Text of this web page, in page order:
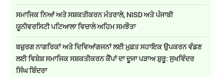
ਸਮਾਜਿਕ ਨਿਆਂ ਅਤੇ ਸਸ਼ਕਤੀਕਰਨ ਮੰਤਰਾਲੇ, NISD ਅਤੇ ਪੰਜਾਬੀ
ਯੂਨੀਵਰਸਿਟੀ ਪਟਿਆਲਾ ਵਿਚਾਲੇ ਅਹਿਮ ਸਮਝੌਤਾ
ਬਜ਼ੁਰਗ ਨਾਗਰਿਕਾਂ ਅਤੇ ਦਿਵਿਆਂਗਜਨਾਂ ਲਈ ਮੁਫ਼ਤ ਸਹਾਇਕ ਉਪਕਰਨ ਵੰਡਣ
ਲਈ ਵਿਸ਼ੇਸ਼ ਸਮਾਜਿਕ ਸਸ਼ਕਤੀਕਰਨ ਕੈਂਪਾਂ ਦਾ ਦੂਜਾ ਪੜਾਅ ਸ਼ੁਰੂ: ਸੁਖਵਿੰਦਰ
ਸਿੰਘ ਬਿੰਦਰਾ